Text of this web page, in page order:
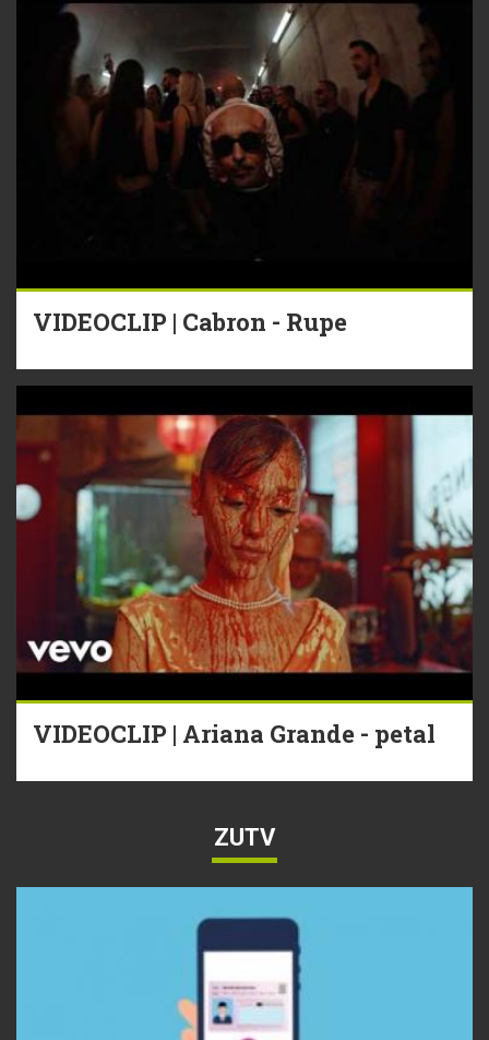
VIDEOCLIP | Cabron - Rupe
VIDEOCLIP | Ariana Grande - petal
ZUTV